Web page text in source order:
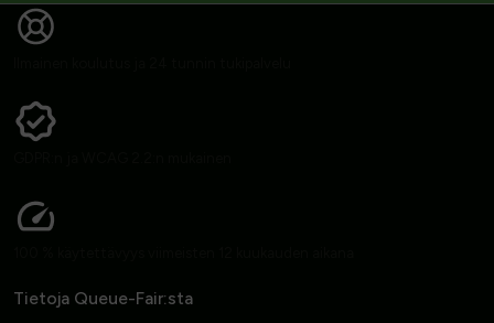
Tietoja Queue-Fair:sta